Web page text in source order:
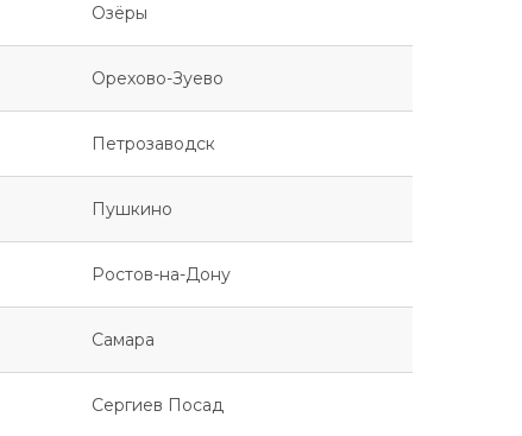
Озёры
Орехово-Зуево
Петрозаводск
Пушкино
Ростов-на-Дону
Самара
Сергиев Посад